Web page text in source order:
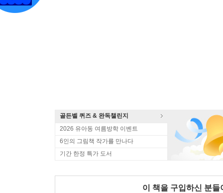
골든벨 퀴즈 & 완독챌린지
2026 유아동 여름방학 이벤트
6인의 그림책 작가를 만나다
기간 한정 특가 도서
이 책을 구입하신 분